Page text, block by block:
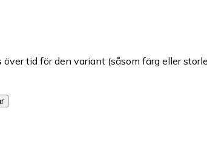
över tid för den variant (såsom färg eller